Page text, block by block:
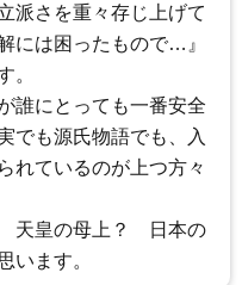
派さを重々存じ上げて
には困ったもので…』
。
誰にとっても一番安全
でも源氏物語でも、入
れているのが上つ方々
天皇の母上？ 日本の
います。